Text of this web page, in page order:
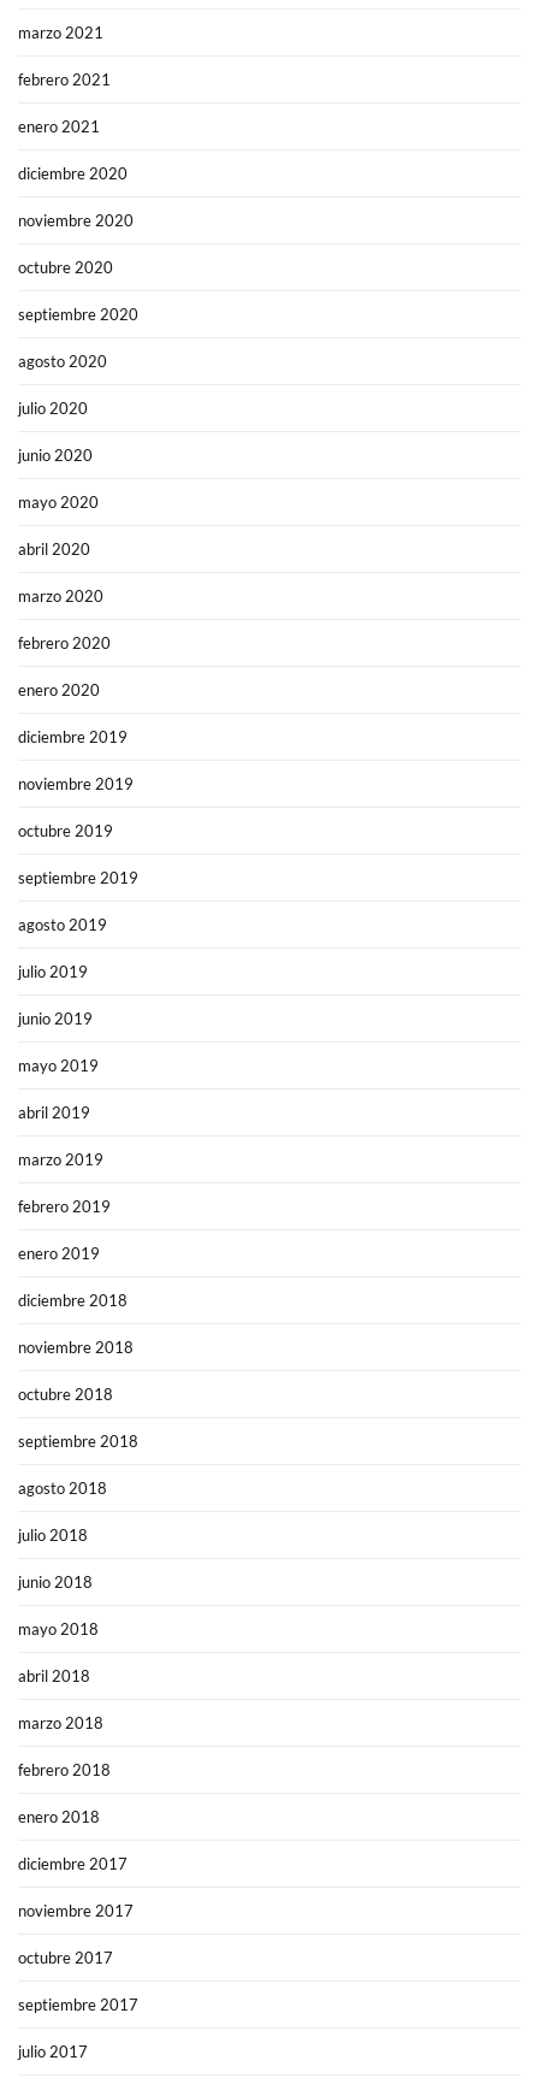
marzo 2021
febrero 2021
enero 2021
diciembre 2020
noviembre 2020
octubre 2020
septiembre 2020
agosto 2020
julio 2020
junio 2020
mayo 2020
abril 2020
marzo 2020
febrero 2020
enero 2020
diciembre 2019
noviembre 2019
octubre 2019
septiembre 2019
agosto 2019
julio 2019
junio 2019
mayo 2019
abril 2019
marzo 2019
febrero 2019
enero 2019
diciembre 2018
noviembre 2018
octubre 2018
septiembre 2018
agosto 2018
julio 2018
junio 2018
mayo 2018
abril 2018
marzo 2018
febrero 2018
enero 2018
diciembre 2017
noviembre 2017
octubre 2017
septiembre 2017
julio 2017